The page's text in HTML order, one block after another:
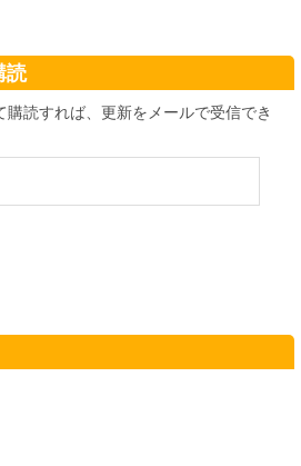
読
購読すれば、更新をメールで受信でき